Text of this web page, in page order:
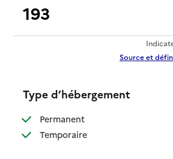
193
Source et
Type d’hébergement
Permanent: disponible
Temporaire: disponible